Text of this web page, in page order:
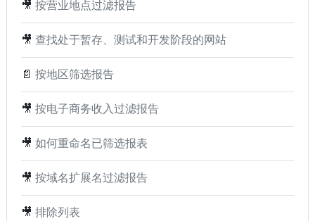
🎥 按营业地点过滤报告
🎥 查找处于暂存、测试和开发阶段的网站
📄 按地区筛选报告
🎥 按电子商务收入过滤报告
🎥 如何重命名已筛选报表
🎥 按域名扩展名过滤报告
🎥 排除列表